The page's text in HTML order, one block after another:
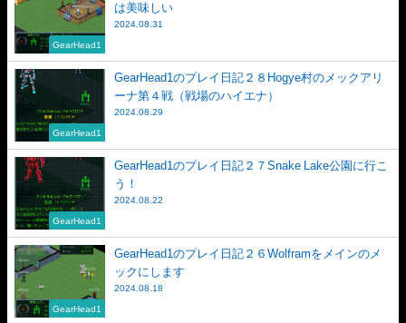
GearHead1
は美味しい
2024.08.31
GearHead1
GearHead1のプレイ日記２８Hogye村のメックアリ
ーナ第４戦（戦場のハイエナ）
2024.08.29
GearHead1
GearHead1のプレイ日記２７Snake Lake公園に行こ
う！
2024.08.22
GearHead1
GearHead1のプレイ日記２６Wolframをメインのメ
ックにします
2024.08.18